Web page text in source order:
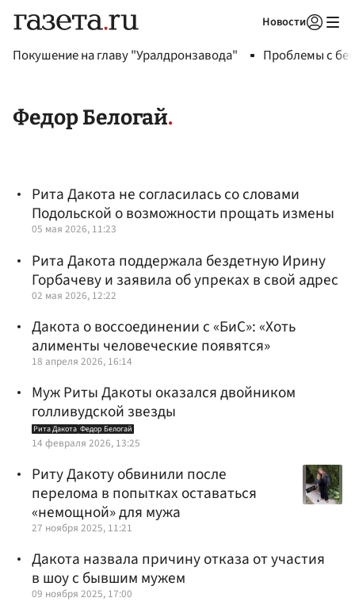
Новости
Покушение на главу "Уралдронзавода" Проблемы с
Федор Белогай
Рита Дакота не согласилась со словами
Подольской о возможности прощать измены
05 мая 2026, 11:23
Рита Дакота поддержала бездетную Ирину
Горбачеву и заявила об упреках в свой адрес
02 мая 2026, 12:22
Дакота о воссоединении с «БиС»: «Хоть
алименты человеческие появятся»
18 апреля 2026, 16:14
Муж Риты Дакоты оказался двойником
голливудской звезды
Рита Дакота Федор Белогай
14 февраля 2026, 13:25
Риту Дакоту обвинили после
перелома в попытках оставаться
«немощной» для мужа
27 ноября 2025, 11:21
Дакота назвала причину отказа от участия
в шоу с бывшим мужем
09 ноября 2025, 17:00